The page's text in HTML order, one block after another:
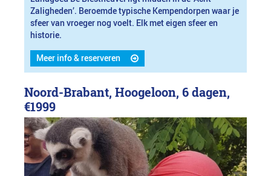
Zaligheden’. Beroemde typische Kempendorpen waar je
sfeer van vroeger nog voelt. Elk met eigen sfeer en
historie.
Meer info & reserveren
Noord-Brabant, Hoogeloon, 6 dagen,
€1999